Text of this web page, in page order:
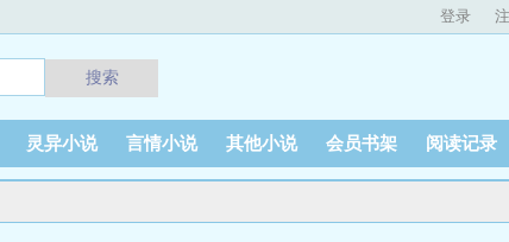
登录
搜索
灵异小说 言情小说 其他小说 会员书架 阅读记录